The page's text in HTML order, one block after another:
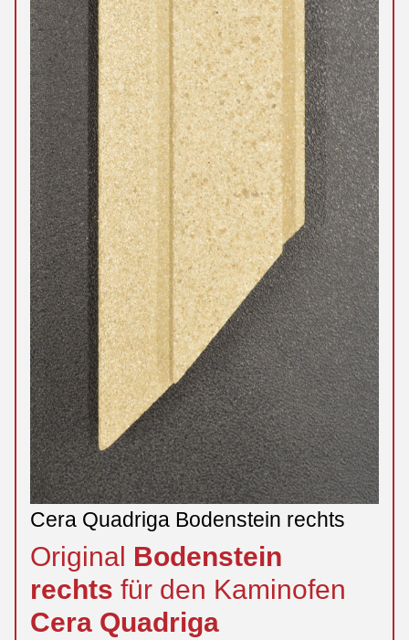
Cera Quadriga Bodenstein rechts
Original Bodenstein
rechts für den Kaminofen
Cera Quadriga